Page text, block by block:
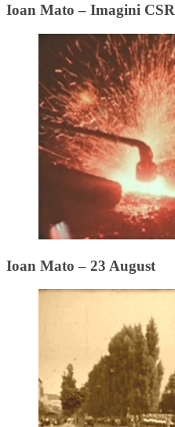
Ioan Mato – Imagini CSR
Ioan Mato – 23 August